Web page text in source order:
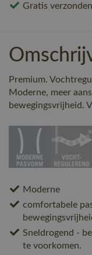
Gratis
Premium.
Moderne, meer
bewegingsvrijheid.
Moderne
comfortabele
Sneldrogend -
te voorkomen.